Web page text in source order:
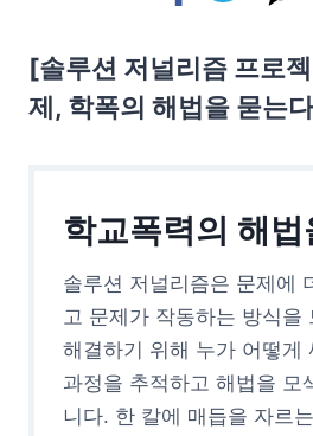
[솔루션 저널리즘 프로
제, 학폭의 해법을 묻는
학교폭력의 해
솔루션 저널리즘은 문제에
고 문제가 작동하는 방식을
해결하기 위해 누가 어떻게
과정을 추적하고 해법을 모
니다. 한 칼에 매듭을 자르